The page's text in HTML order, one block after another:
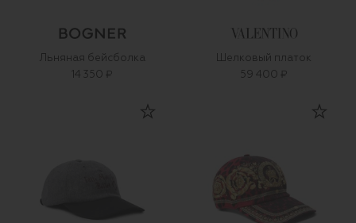
Льняная бейсболка
14 350 ₽
Шелковый платок
59 400 ₽